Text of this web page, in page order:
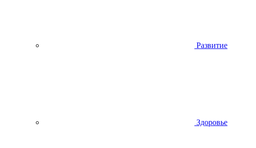
Развитие
Здоровье